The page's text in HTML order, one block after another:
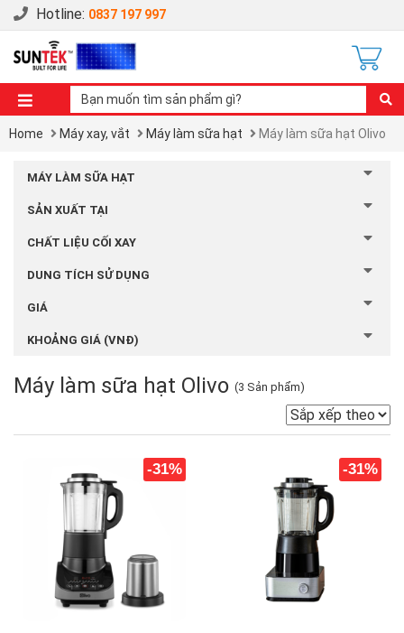
Hotline: 0837 197 997
Home Máy xay, vắt Máy làm sữa hạt Máy làm sữa hạt Olivo
MÁY LÀM SỮA HẠT
SẢN XUẤT TẠI
CHẤT LIỆU CỐI XAY
DUNG TÍCH SỬ DỤNG
GIÁ
KHOẢNG GIÁ (VNĐ)
Máy làm sữa hạt Olivo (3 Sản phẩm)
-31% -31%